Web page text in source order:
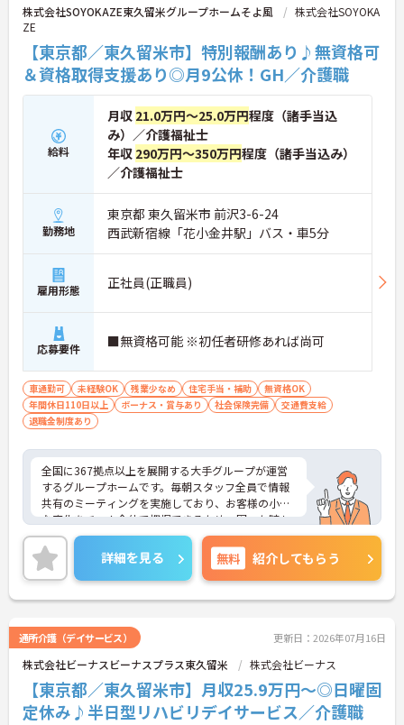
＜意見を言い合えるフラットな関係＞ 気付きや提案
利用者様の小さな変化を見逃さない「観察眼」を大
切にし、スタッフ同士も互いに配慮し合える温かい
関係性を築いています。
株式会社SOYOKAZE東久留米グループホームそよ風
株式会社SOYOKA
ZE
【東京都／東久留米市】特別報酬あり♪無資格可
＆資格取得支援あり◎月9公休！GH／介護職
給料
月収 21.0万円～25.0万円程度（諸手当込
み）／介護福祉士
年収 290万円～350万円程度（諸手当込み）
／介護福祉士
勤務地
東京都 東久留米市 前沢3-6-24
西武新宿線「花小金井駅」バス・車5分
雇用形態 正社員(正職員)
応募要件 ■無資格可能 ※初任者研修あれば尚可
車通勤可 未経験OK 残業少なめ 住宅手当・補助
無資格OK
年間休日110日以上
ボーナス・賞与あり 社会保険完備
交通費支給
退職金制度あり
全国に367拠点以上を展開する大手グループが運営
するグループホームです。毎朝スタッフ全員で情報
共有のミーティングを実施しており、お客様の小さ
な変化をチーム全体で把握できるため、困った時も
すぐに相談できる安心の体制が整っています。待遇
面では、賞与年2回に加え、日々の努力や売上への
寄与を評価する特別報酬が支給されるため、高いモ
チベーションを保ちながら勤務できる環境です。さ
らに、清潔感があれば髪色やネイルなどの規定がな
イルで働くことができます。認知症ケアの専門性を
高めたい方にも最適な環境であり、手厚い研修体制
を通じて働きながらスキルアップを目指すことも可
能です。年間17日のリフレッシュ休暇や定年後の再
雇用制度など、長期的にキャリアを描ける福利厚生
も大きな魅力です。
詳細を見る 無料 紹介してもらう
通所介護（デイサービス） 更新日：2026年07月16日
株式会社ビーナスビーナスプラス東久留米 株式会社ビーナス
【東京都／東久留米市】月収25.9万円～◎日曜固
定休み♪半日型リハビリデイサービス／介護職